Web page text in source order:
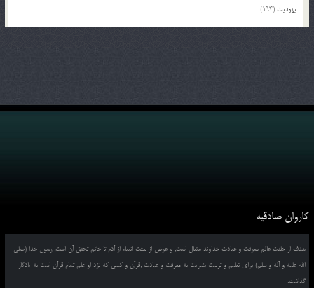
یهودیت (194)
کاروان صادقیه
هدف از خلقت عالم معرفت و عبادت خداوند متعال است, و غرض از بعثت انبیاء از آدم تا خاتم تحقق آن است, رسول خدا (صلی
الله علیه و آله و سلم) برای تعلیم و تربیت بشریّت به معرفت و عبادت ,قرآن و کسی که نزد او علم تمام قرآن است به یادگار
گذاشت.